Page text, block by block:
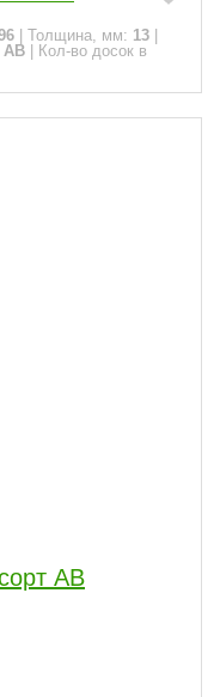
Толщина, мм: 13
АВ
Кол-во досок в
АВ